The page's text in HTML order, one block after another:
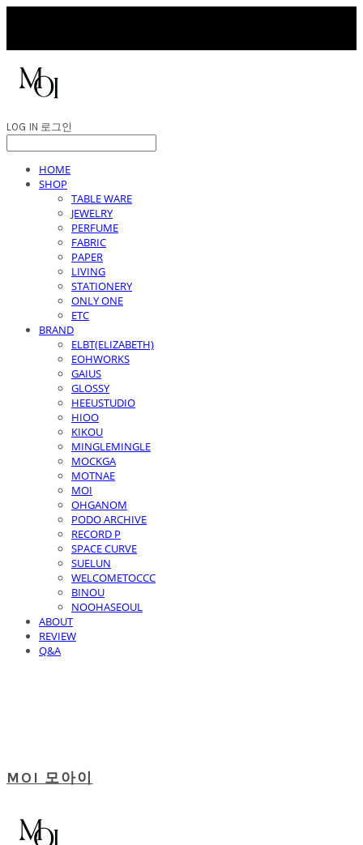
LOG IN 로그인
HOME
SHOP
TABLE WARE
JEWELRY
PERFUME
FABRIC
PAPER
LIVING
STATIONERY
ONLY ONE
ETC
BRAND
ELBT(ELIZABETH)
EOHWORKS
GAIUS
GLOSSY
HEEUSTUDIO
HIOO
KIKOU
MINGLEMINGLE
MOCKGA
MOTNAE
MOI
OHGANOM
PODO ARCHIVE
RECORD P
SPACE CURVE
SUELUN
WELCOMETOCCC
BINOU
NOOHASEOUL
ABOUT
REVIEW
Q&A
MOI 모아이